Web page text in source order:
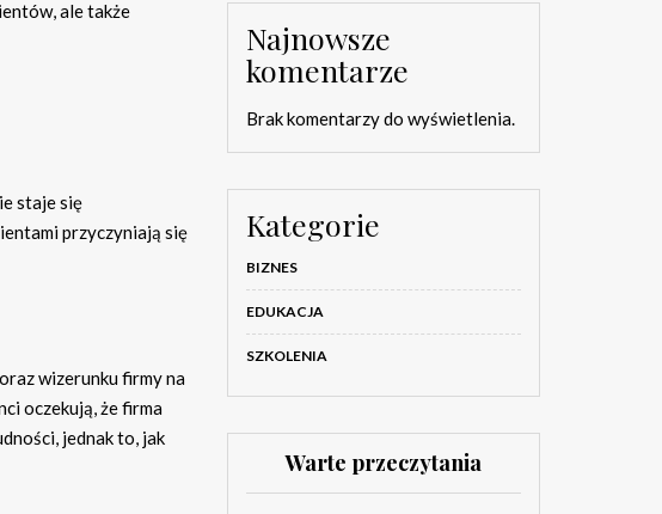
ale także
staje się
przyczyniają się
wizerunku firmy na
oczekują, że firma
jednak to, jak
Najnowsze
komentarze
Brak komentarzy do wyświetlenia.
Kategorie
BIZNES
EDUKACJA
SZKOLENIA
Warte przeczytania